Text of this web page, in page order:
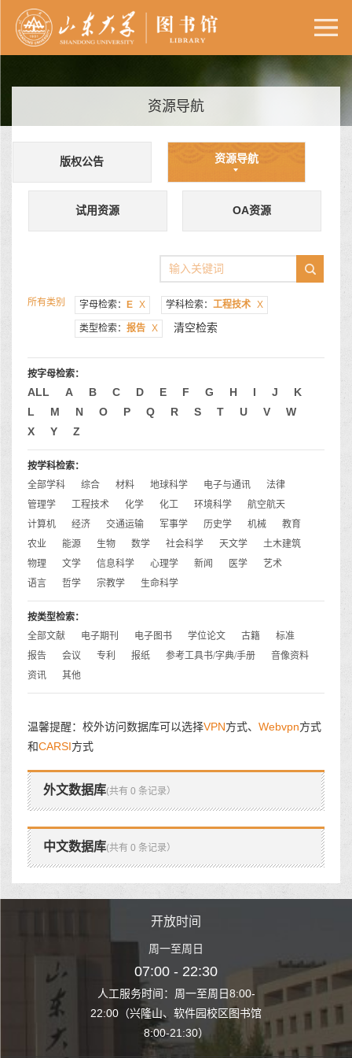
资源导航
版权公告 资源导航
试用资源 OA资源
所有类别 字母检索： E X 学科检索： 工程技术 X
类型检索： 报告 X 清空检索
按字母检索：
ALL A B C D E F G H I J
K
L
M N O P Q R S T U V
W
X
Y Z
按学科检索：
全部学科
综合 材料 地球科学 电子与通讯
法律
管理学
工程技术 化学 化工 环境科学
航空航天
计算机
经济 交通运输 军事学 历史学 机械
教育
农业
能源 生物 数学 社会科学 天文学
土木建筑
物理
文学 信息科学 心理学 新闻 医学
艺术
语言
哲学 宗教学 生命科学
按类型检索：
全部文献
电子期刊 电子图书 学位论文 古籍
标准
报告
会议 专利 报纸 参考工具书/字典/手册
音像资料
资讯
其他
温馨提醒：校外访问数据库可以选择VPN方式、 Webvpn方式
和CARSI方式
外文数据库(共有 0 条记录）
中文数据库(共有 0 条记录）
至周日8:00-
园校区图书馆
开放时间
周一至周日
07:00 - 22:30
人工服务时间：周一至周日8:00-
22:00（兴隆山、软件园校区图书馆
8:00-21:30）
人工服务时间
22:00（兴隆山